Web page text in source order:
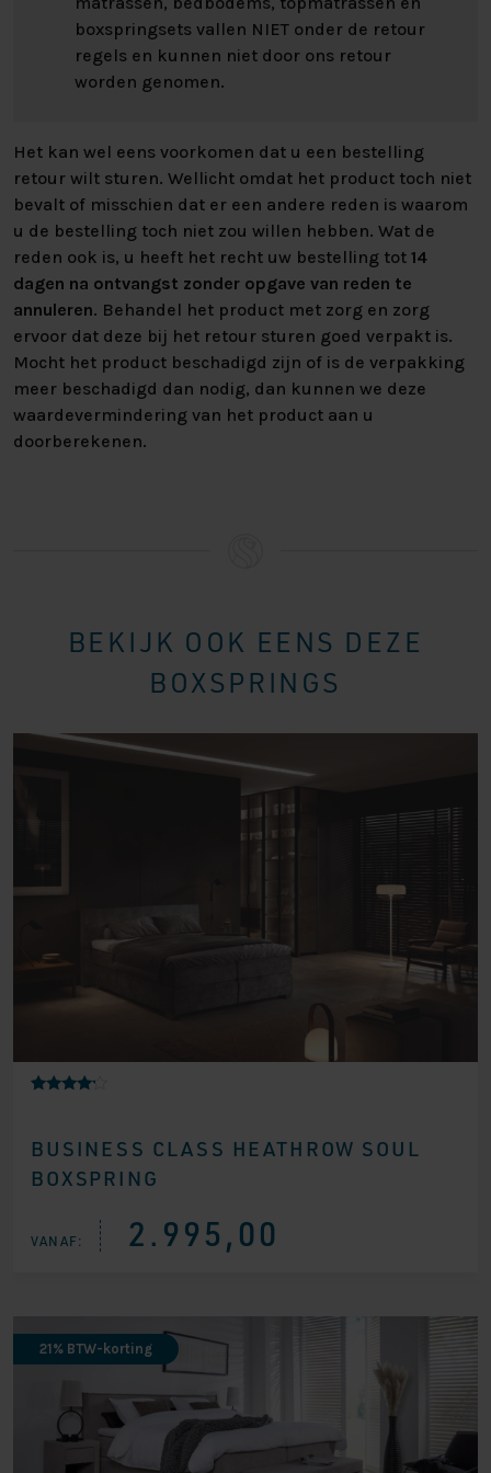
stofstalen, dan kunt u langs gaan in een van onze
winkels. U kunt altijd de kleur bestellen zoals
afgebeeld op de foto, deze zetten wij er als keuze in.
De perfecte op maat gemaakte boxspring vindt u
natuurlijk bij Nederlands Slaapcentrum. Wilt u ons
assortiment met eigen ogen komen bekijken, heeft u
behoefte aan persoonlijk advies of heeft u andere
vragen? Dan bent u altijd van harte welkom om langs
te komen in één van onze vestigingen!
Kijk voor alle specificaties in het overzicht hiernaast.
Heeft U interesse? Kijk bij “zelf samenstellen” voor alle
mogelijkheden om uw perfecte bed samen te stellen!
Neem voor vragen of advies vrijblijvend contact met ons
boxspringsets vallen NIET onder de retour
regels en kunnen niet door ons retour
worden genomen.
Het kan wel eens voorkomen dat u een bestelling
retour wilt sturen. Wellicht omdat het product toch niet
bevalt of misschien dat er een andere reden is waarom
u de bestelling toch niet zou willen hebben. Wat de
reden ook is, u heeft het recht uw bestelling tot 14
dagen na ontvangst zonder opgave van reden te
annuleren. Behandel het product met zorg en zorg
ervoor dat deze bij het retour sturen goed verpakt is.
Mocht het product beschadigd zijn of is de verpakking
meer beschadigd dan nodig, dan kunnen we deze
waardevermindering van het product aan u
doorberekenen.
BEKIJK OOK EENS DEZE
BOXSPRINGS
op 5
gebaseer
d op
klantbeoo
BUSINESS CLASS HEATHROW SOUL
BOXSPRING
VANAF: 2.995,00
21% BTW-korting